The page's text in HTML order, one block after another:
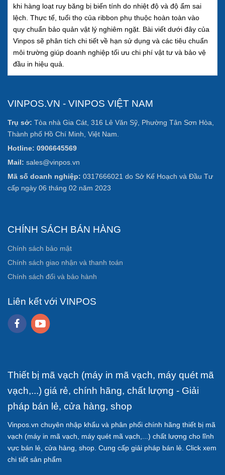
Thiết bị mã vạch (máy in mã vạch, máy quét mã
vạch,...) giá rẻ, chính hãng, chất lượng - Giải
pháp bán lẻ, cửa hàng, shop
Vinpos.vn chuyên nhập khẩu và phân phối chính hãng thiết bị mã
vạch (máy in mã vạch, máy quét mã vạch,...) chất lượng cho lĩnh
vực bán lẻ, cửa hàng, shop. Cung cấp giải pháp bán lẻ. Click xem
chi tiết sản phẩm
VINPOS.VN - VINPOS VIỆT NAM
Trụ sở: Tòa nhà Gia Cát, 316 Lê Văn Sỹ, Phường Tân Sơn Hòa,
Thành phố Hồ Chí Minh, Việt Nam.
Hotline: 0906645569
Mail: sales@vinpos.vn
Mã số doanh nghiệp: 0317666021 do Sở Kế Hoạch và Đầu Tư
cấp ngày 06 tháng 02 năm 2023
CHÍNH SÁCH BÁN HÀNG
Chính sách bảo mật
Chính sách giao nhận và thanh toán
Chính sách đổi và bảo hành
Liên kết với VINPOS
khi hàng loạt ruy băng bị biến tính do nhiệt độ và độ ẩm sai
lệch. Thực tế, tuổi thọ của ribbon phụ thuộc hoàn toàn vào
quy chuẩn bảo quản vật lý nghiêm ngặt. Bài viết dưới đây của
Vinpos sẽ phân tích chi tiết về hạn sử dụng và các tiêu chuẩn
môi trường giúp doanh nghiệp tối ưu chi phí vật tư và bảo vệ
đầu in hiệu quả.